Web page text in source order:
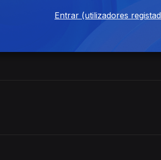
Entrar (utilizadores